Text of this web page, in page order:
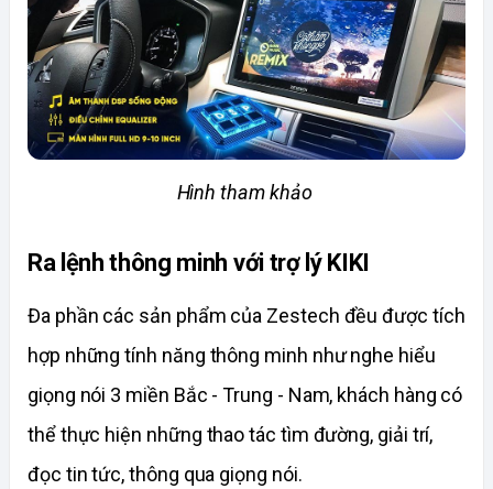
Hình tham khảo
Ra lệnh thông minh với trợ lý KIKI
Đa phần các sản phẩm của Zestech đều được tích
hợp những tính năng thông minh như nghe hiểu
giọng nói 3 miền Bắc - Trung - Nam, khách hàng có
thể thực hiện những thao tác tìm đường, giải trí,
đọc tin tức, thông qua giọng nói.